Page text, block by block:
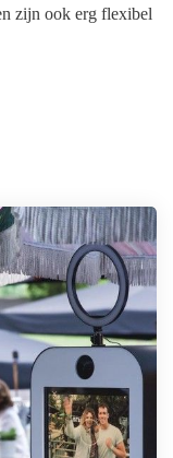
zijn ook erg flexibel